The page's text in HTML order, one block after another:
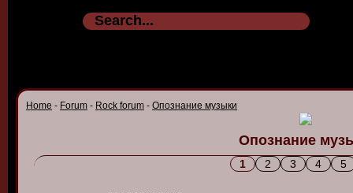
Home - Forum - Rock forum - Опознание музыки
Опознание
1 2 3 4 5